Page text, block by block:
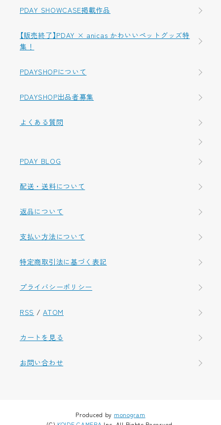
PDAY SHOWCASE掲載作品
【販売終了】PDAY × anicas かわいいペットグッズ特
集！
PDAYSHOPについて
PDAYSHOP出品者募集
よくある質問
PDAY BLOG
配送・送料について
返品について
支払い方法について
特定商取引法に基づく表記
プライバシーポリシー
RSS /ATOM
カートを見る
お問い合わせ
Produced by monogram